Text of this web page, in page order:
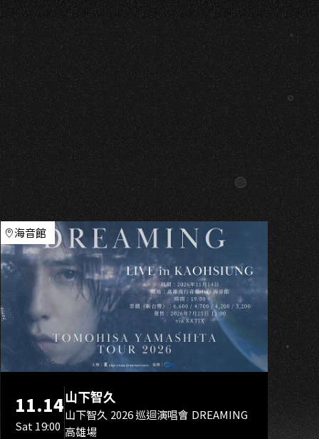
海音館
11.14
Sat 19:00
山下智久
山下智久 2026 巡迴演唱會 DREAMING
高雄場